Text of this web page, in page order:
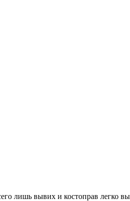
лишь вывих и костоправ легко